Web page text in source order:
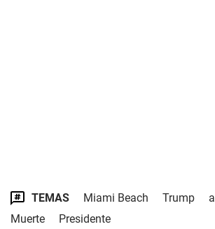
TEMAS Miami Beach Trump
Muerte
Presidente